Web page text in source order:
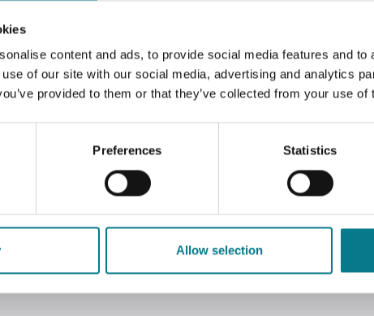
content and ads, to provide social media features and
of our site with our social media, advertising and analytics
provided to them or that they’ve collected from your use of
Preferences Statistics
Allow selection
ar fáil do dhaoine atá incháilithe i réimsí mar
cabhrach. Is éard is comhairle dlí ann ná aon
Tugann ionadaíocht le tuiscint do bhreitheamh nó
nó colscaradh a bheith deacair do leanaí;
a bheith ag teastáil uathu chun go mbraitheann siad
le leanaí na próisis cheartais teaghlaigh a thuiscint agus
aon duine ag tabhairt aghaidh air seo ina n-aonar a fháil